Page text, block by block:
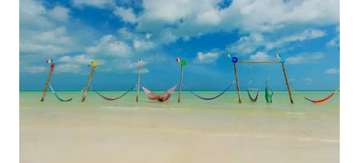
CITY
NAAR
HIERVE
EL
AGUA,
MEXICO?